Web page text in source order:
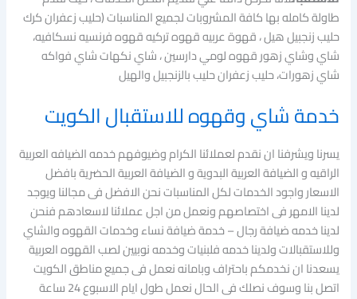
طاولة كامله بها كافة المشروبات لجميع المناسبات (حليب زعفران كرك
حليب زنجبيل هيل ، قهوة عربيه قهوه تركيه قهوه فرنسيه نسكافيه،
شاي وشاي زهور قهوه لومي دارسين ، شاي نكهات شاي فواكه
شاي زهورات، حليب زعفران حليب بالزنجبيل والهيل
خدمة شاي وقهوه للاستقبال الكويت
يسرنا ويشرفنا ان نقدم لعملائنا الكرام وضيوفهم خدمه الضيافه العربية
الراقيه و الضيافة العربية البدوية و الضيافة العربية الحضرية بافضل
الاسعار واجود الخدمات لكل المناسبات نحن الافضل فى مجالنا ويوجد
لدينا الامهر فى اختصاصهم ونعمل من اجل عملائنا لاسعادهم فنحن
لدينا خدمه ضيافة رجال – خدمة ضيافة نساء وخدمات القهوه والشاي
وللاستقبالات ولدينا خدمه فلبنيات وخدمه نوبيين لصب القهوه العربية
يسعدنا ان نخدمكم باحتراف وبامانه نعمل فى جميع مناطق الكويت
اتصل بنا وسوف نصلك فى الحال نعمل طول ايام الاسبوع 24 ساعة